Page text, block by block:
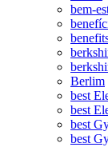
bem-
Berlim
best
best
best
best